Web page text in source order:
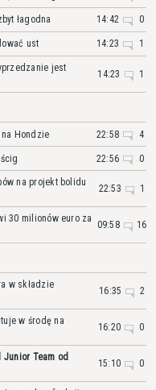
łagodna 14:42 0
ust 14:23 1
jest
14:23 1
Hondzie 22:58 4
22:56 0
na projekt bolidu
22:53 1
30 milionów euro za
09:58 16
w składzie
16:35 2
w środę na
16:20 0
Junior Team od
15:10 0